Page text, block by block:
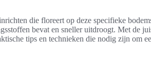
die floreert op deze specifieke
bevat en sneller uitdroogt. Met de
tips en technieken die nodig zijn om